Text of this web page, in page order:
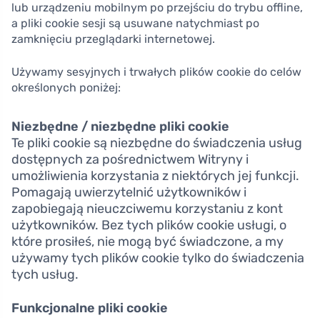
lub urządzeniu mobilnym po przejściu do trybu offline,
a pliki cookie sesji są usuwane natychmiast po
zamknięciu przeglądarki internetowej.
Używamy sesyjnych i trwałych plików cookie do celów
określonych poniżej:
Niezbędne / niezbędne pliki cookie
Te pliki cookie są niezbędne do świadczenia usług
dostępnych za pośrednictwem Witryny i
umożliwienia korzystania z niektórych jej funkcji.
Pomagają uwierzytelnić użytkowników i
zapobiegają nieuczciwemu korzystaniu z kont
użytkowników. Bez tych plików cookie usługi, o
które prosiłeś, nie mogą być świadczone, a my
używamy tych plików cookie tylko do świadczenia
tych usług.
Funkcjonalne pliki cookie